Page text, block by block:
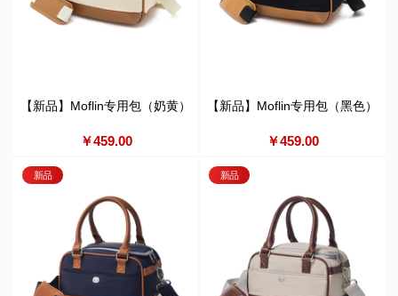
【新品】Moflin专用包（奶黄）
￥459.00
【新品】Moflin专用包（黑色）
￥459.00
新品 新品